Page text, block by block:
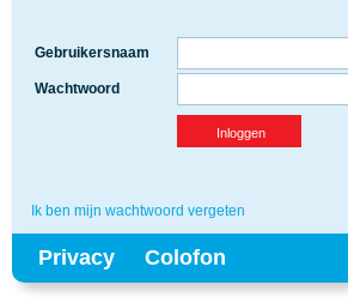
Gebruikersnaam
Wachtwoord
Ik ben mijn wachtwoord vergeten
Privacy Colofon